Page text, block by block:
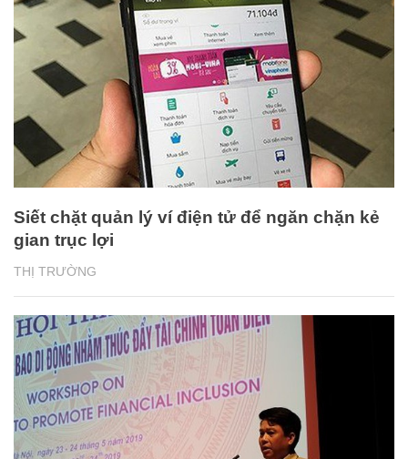
THỊ TRƯỜNG
Siết chặt quản lý ví điện tử để ngăn chặn kẻ
gian trục lợi